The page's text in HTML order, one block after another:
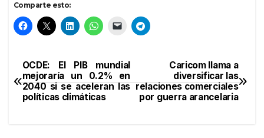
Comparte esto:
Navegación
de
Caricom llama a
diversificar las
relaciones comerciales
por guerra arancelaria
OCDE: El PIB mundial
mejoraría un 0.2% en
2040 si se aceleran las
políticas climáticas